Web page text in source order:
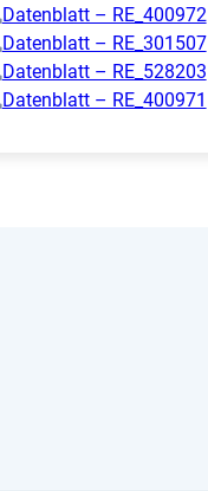
Datenblatt – RE_400972
Datenblatt – RE_301507
Datenblatt – RE_528203
Datenblatt – RE_400971